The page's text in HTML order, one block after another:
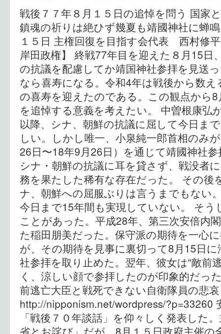
戦後７７年８月１５日の追悼を問う 国家
鎮魂の祈りは絶ひず幾夏も靖國神社に蝉
１５日 主権回復を目指す会代表 西村修
岸田政権】 終戦77年目を迎えた８月15日
の抗議を配慮してか靖国神社参拝を見送
なら喜寿になる。令和4年は戦後から数
の喜寿を迎えたのである。この観点から
を追悼する意義を考えたい。 中曽根康弘
以降、シナ、朝鮮の抗議に屈して今日ま
しい。しかし唯一、小泉純一郎首相のみ
26日〜18年9月26日）を通じて靖國神社
シナ・朝鮮の抗議に耳を貸さず、戦没者
務を果たした稀有な存在だった。 その後
ナ、朝鮮への屈服ぶりは言うまでもない
今日まで15年間も実現していない。 そ
ことがあった。平成28年、第三次安倍内
た稲田朋美だった。保守派の期待を一心
が、その期待を見事に裏切って8月15日
社参拝を取り止めた。翌年、彼女は“敵前
く、涼しい顔で参拝したのが印象的だっ
前逃亡大臣と戦死できない自衛隊
http://nipponism.net/wordpress/?p=33260
「戦後７０年談話」を仰々しく発表した
省とお詫び」だが、8月１５日政府主催の